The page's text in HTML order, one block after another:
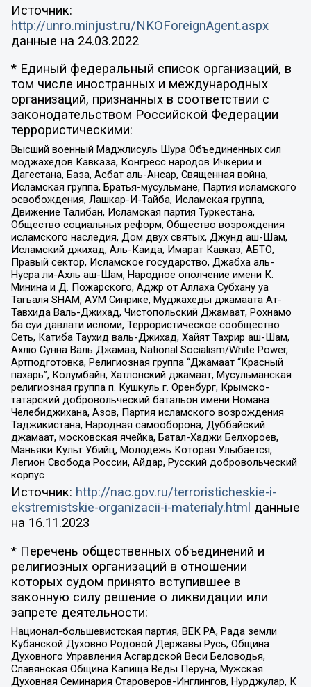
Источник:
http://unro.minjust.ru/NKOForeignAgent.aspx
данные на 24.03.2022
* Единый федеральный список организаций, в
том числе иностранных и международных
организаций, признанных в соответствии с
законодательством Российской Федерации
террористическими:
Высший военный Маджлисуль Шура Объединенных сил
моджахедов Кавказа, Конгресс народов Ичкерии и
Дагестана, База, Асбат аль-Ансар, Священная война,
Исламская группа, Братья-мусульмане, Партия исламского
освобождения, Лашкар-И-Тайба, Исламская группа,
Движение Талибан, Исламская партия Туркестана,
Общество социальных реформ, Общество возрождения
исламского наследия, Дом двух святых, Джунд аш-Шам,
Исламский джихад, Аль-Каида, Имарат Кавказ, АБТО,
Правый сектор, Исламское государство, Джабха аль-
Нусра ли-Ахль аш-Шам, Народное ополчение имени К.
Минина и Д. Пожарского, Аджр от Аллаха Субхану уа
Тагьаля SHAM, АУМ Синрике, Муджахеды джамаата Ат-
Тавхида Валь-Джихад, Чистопольский Джамаат, Рохнамо
ба суи давлати исломи, Террористическое сообщество
Сеть, Катиба Таухид валь-Джихад, Хайят Тахрир аш-Шам,
Ахлю Сунна Валь Джамаа, National Socialism/White Power,
Артподготовка, Религиозная группа “Джамаат “Красный
пахарь”, Колумбайн, Хатлонский джамаат, Мусульманская
религиозная группа п. Кушкуль г. Оренбург, Крымско-
татарский добровольческий батальон имени Номана
Челебиджихана, Азов, Партия исламского возрождения
Таджикистана, Народная самооборона, Дуббайский
джамаат, московская ячейка, Батал-Хаджи Белхороев,
Маньяки Культ Убийц, Молодёжь Которая Улыбается,
Легион Свобода России, Айдар, Русский добровольческий
корпус
Источник: http://nac.gov.ru/terroristicheskie-i-
ekstremistskie-organizacii-i-materialy.html данные
на 16.11.2023
* Перечень общественных объединений и
религиозных организаций в отношении
которых судом принято вступившее в
законную силу решение о ликвидации или
запрете деятельности:
Национал-большевистская партия, ВЕК РА, Рада земли
Кубанской Духовно Родовой Державы Русь, Община
Духовного Управления Асгардской Веси Беловодья,
Славянская Община Капища Веды Перуна, Мужская
Духовная Семинария Староверов-Инглингов, Нурджулар, К